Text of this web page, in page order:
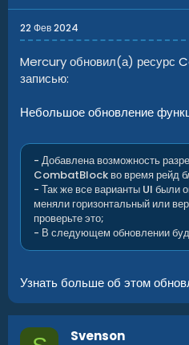
22 Фев 2024
Mercury обновил(а) ресурс
записью:
Небольшое обновление
- Добавлена возможность
CombatBlock во время рейд
- Так же все варианты UI были
меняли горизонтальный или
проверьте это;
- В следующем обновлении
Узнать больше об этом
Svenson